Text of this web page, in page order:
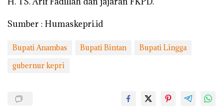
Sumber : Humaskepri.id
Bupati Anambas Bupati Bintan
Bupati Lingga
gubernur kepri